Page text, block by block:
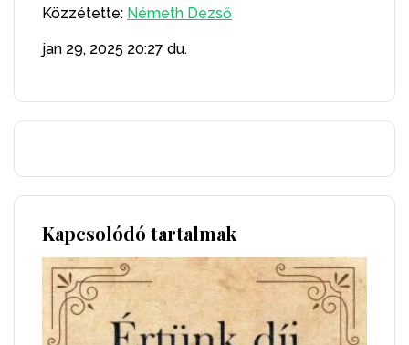
Közzétette: Németh Dezső
jan 29, 2025 20:27 du.
Kapcsolódó tartalmak